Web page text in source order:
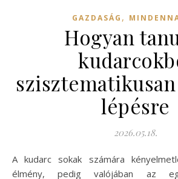
GAZDASÁG ,
Hogyan
lépésre
2026.05.18.
A kudarc sokak számára kényelmetlen és elkerülendő
élmény, pedig valójában az